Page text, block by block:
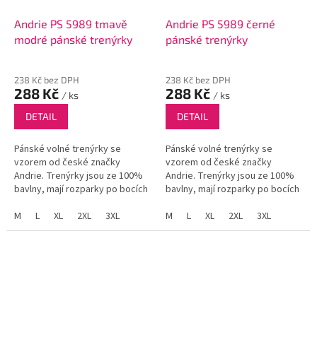
Andrie PS 5989 tmavě
modré pánské trenýrky
238 Kč bez DPH
288 Kč / ks
DETAIL
Pánské volné trenýrky se
vzorem od české značky
Andrie. Trenýrky jsou ze 100%
bavlny, mají rozparky po bocích
knoflíky.
M L XL 2XL 3XL
Andrie PS 5989 černé
pánské trenýrky
238 Kč bez DPH
288 Kč / ks
DETAIL
Pánské volné trenýrky se
vzorem od české značky
Andrie. Trenýrky jsou ze 100%
bavlny, mají rozparky po bocích
knoflíky.
M L XL 2XL 3XL